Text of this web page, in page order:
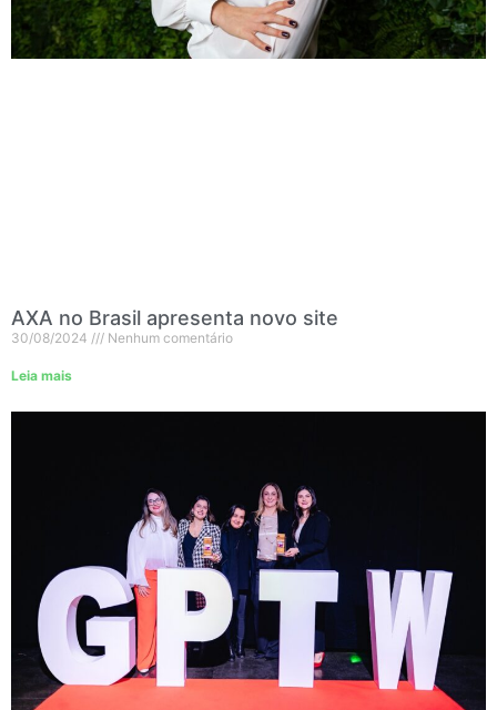
AXA no Brasil apresenta novo site
30/08/2024 Nenhum comentário
Leia mais